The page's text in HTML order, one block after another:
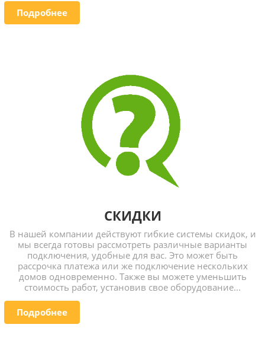
Подробнее
СКИДКИ
В нашей компании действуют гибкие системы скидок, и
мы всегда готовы рассмотреть различные варианты
подключения, удобные для вас. Это может быть
рассрочка платежа или же подключение нескольких
домов одновременно. Также вы можете уменьшить
стоимость работ, установив свое оборудование...
Подробнее